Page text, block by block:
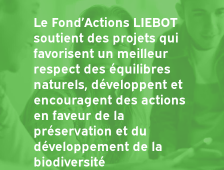
Le Fond’Actions LIEBOT
soutient des projets qui
favorisent un meilleur
respect des équilibres
naturels, développent et
encouragent des actions
en faveur de la
préservation et du
développement de la
biodiversité